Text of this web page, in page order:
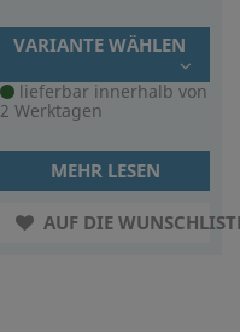
VARIANTE WÄHLEN
lieferbar innerhalb von
2 Werktagen
MEHR LESEN
AUF DIE